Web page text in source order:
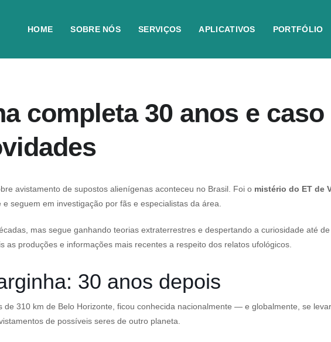
HOME SOBRE NÓS SERVIÇOS APLICATIVOS PORTFÓLIO
completa 30 anos e
avistamento de supostos alienígenas aconteceu no Brasil. Foi o mistério do ET de
seguem em investigação por fãs e especialistas da área.
mas segue ganhando teorias extraterrestres e despertando a curiosidade até
as produções e informações mais recentes a respeito dos relatos ufológicos.
30 anos depois
de 310 km de Belo Horizonte, ficou conhecida nacionalmente — e globalmente, se
de possíveis seres de outro planeta.